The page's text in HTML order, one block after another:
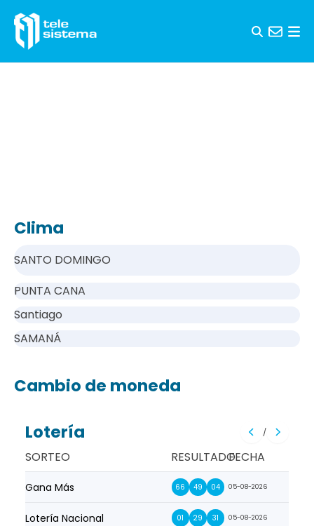
Clima
SANTO DOMINGO
PUNTA CANA
Santiago
SAMANÁ
Cambio de moneda
Lotería /
SORTEO RESULTADOFECHA
Gana Más 66 49 04 05-08-2026
Lotería Nacional 01 29 31 05-08-2026